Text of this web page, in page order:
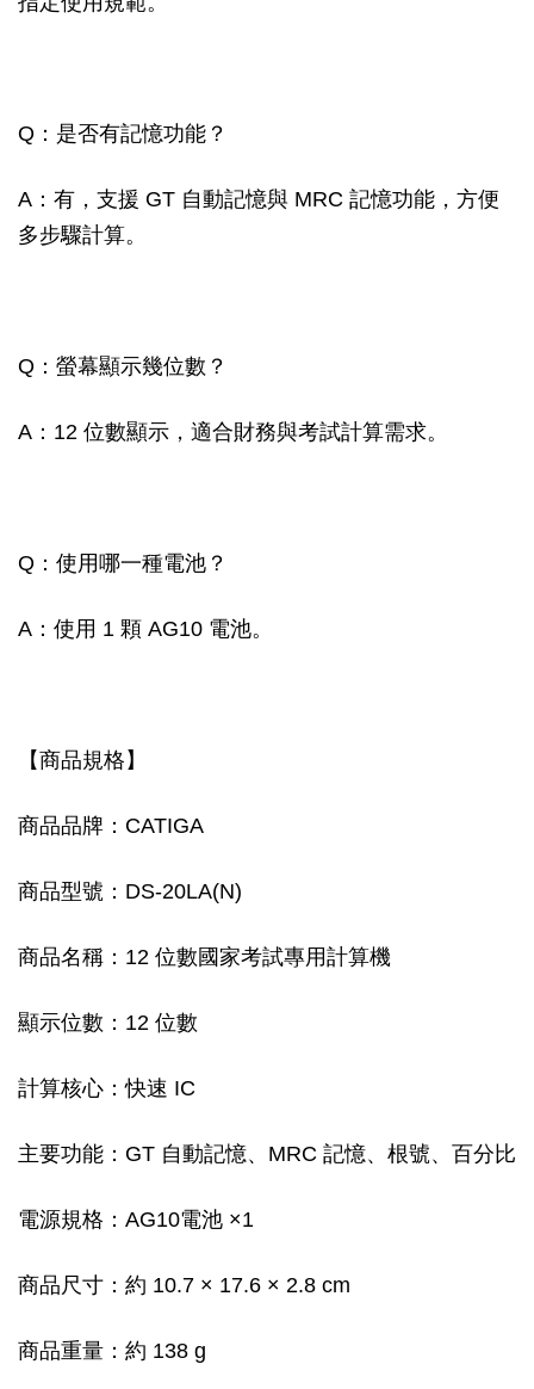
Q：是否有記憶功能？
A：有，支援 GT 自動記憶與 MRC 記憶功能，方便
多步驟計算。
Q：螢幕顯示幾位數？
A：12 位數顯示，適合財務與考試計算需求。
Q：使用哪一種電池？
A：使用 1 顆 AG10 電池。
【商品規格】
商品品牌：CATIGA
商品型號：DS-20LA(N)
商品名稱：12 位數國家考試專用計算機
顯示位數：12 位數
計算核心：快速 IC
主要功能：GT 自動記憶、MRC 記憶、根號、百分比
電源規格：AG10電池 ×1
商品尺寸：約 10.7 × 17.6 × 2.8 cm
商品重量：約 138 g